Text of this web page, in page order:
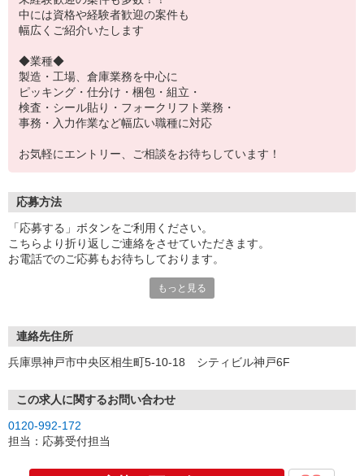
中には資格や経験者歓迎の案件も
幅広くご紹介いたします
◆業種◆
製造・工場、倉庫業務を中心に
ピッキング・仕分け・梱包・組立・
検査・シール貼り・フォークリフト業務・
事務・入力作業など幅広い職種に対応
お気軽にエントリー、ご相談をお待ちしています！
応募方法
「応募する」ボタンをご利用ください。
こちらより折り返しご連絡をさせていただきます。
お電話でのご応募もお待ちしております。
※現地での面談対応も可能です。もっと見る
連絡先住所
兵庫県神戸市中央区相生町5-10-18 シティビル神戸6F
この求人に関するお問い合わせ
0120-992-172
担当：応募受付担当